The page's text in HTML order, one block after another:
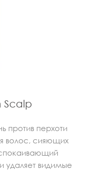
Scalp
против перхоти
волос, сияющих
удаляет видимые